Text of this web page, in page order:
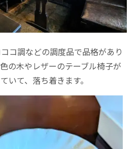
コ調などの調度品で品格があり
の木やレザーのテーブル椅子が
いて、落ち着きます。